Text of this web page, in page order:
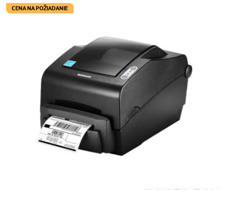
CENA NA POŽIADANIE